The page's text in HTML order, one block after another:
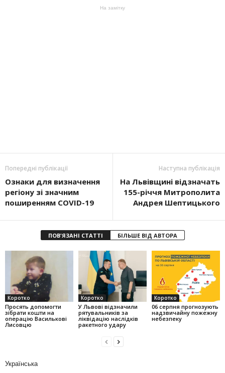
На замітку
Попередні публікації
Ознаки для визначення
регіону зі значним
поширенням COVID-19
Наступна публікація
На Львівщині відзначать
155-річчя Митрополита
Андрея Шептицького
ПОВ'ЯЗАНІ СТАТТІ БІЛЬШЕ ВІД АВТОРА
Коротко
Просять допомогти
зібрати кошти на
операцію Василькові
Лисовцю
Коротко
У Львові відзначили
рятувальників за
ліквідацію наслідків
ракетного удару
Коротко
06 серпня прогнозують
надзвичайну пожежну
небезпеку
Українська